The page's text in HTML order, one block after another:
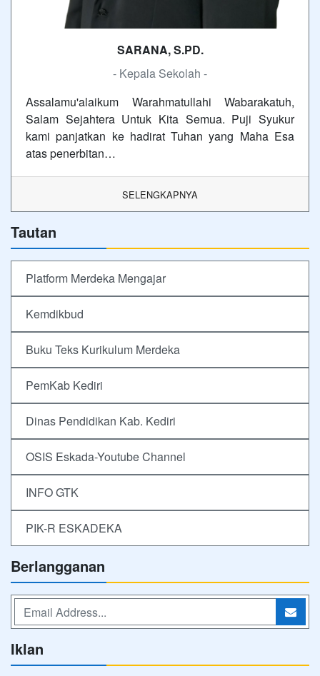
SARANA, S.PD.
- Kepala Sekolah -
Assalamu'alaikum Warahmatullahi Wabarakatuh,
Salam Sejahtera Untuk Kita Semua. Puji Syukur
kami panjatkan ke hadirat Tuhan yang Maha Esa
atas penerbitan…
SELENGKAPNYA
Tautan
Platform Merdeka Mengajar
Kemdikbud
Buku Teks Kurikulum Merdeka
PemKab Kediri
Dinas Pendidikan Kab. Kediri
OSIS Eskada-Youtube Channel
INFO GTK
PIK-R ESKADEKA
Berlangganan
Iklan